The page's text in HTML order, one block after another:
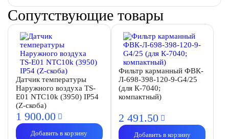
Сопутствующие товары
Датчик температуры
Наружного воздуха TS-
E01 NTC10k (3950) IP54
(Z-скоба)
1 900.00
Добавить в корзину
Фильтр карманный ФВК-
Л-698-398-120-9-G4/25
(для К-7040;
компактный)
2 491.50
Добавить в корзину